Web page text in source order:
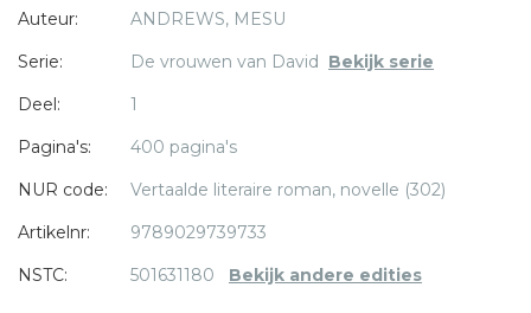
echter met haar gevoels voor de rebellenkoning en sluit
het leger van koning Saul hen steeds verder in....
Moedig is het eerste deel in de serie
David.
Auteur:
ANDREWS, MESU
Serie:
De vrouwen van David Bekijk serie
Deel:
1
Pagina's:
400 pagina's
NUR code:
Vertaalde literaire roman, novelle (302)
Artikelnr:
9789029739733
NSTC:
501631180 Bekijk andere edities
* = verplicht